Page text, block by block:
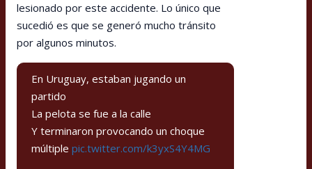
lesionado por este accidente. Lo único que
sucedió es que se generó mucho tránsito
por algunos minutos.
En Uruguay, estaban jugando un
partido
La pelota se fue a la calle
Y terminaron provocando un choque
múltiple pic.twitter.com/k3yxS4Y4MG